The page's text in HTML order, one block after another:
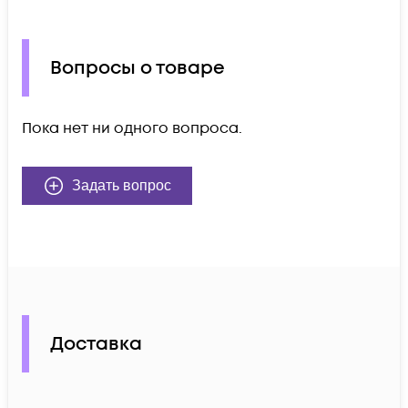
Вопросы о товаре
Пока нет ни одного вопроса.
Задать вопрос
Доставка